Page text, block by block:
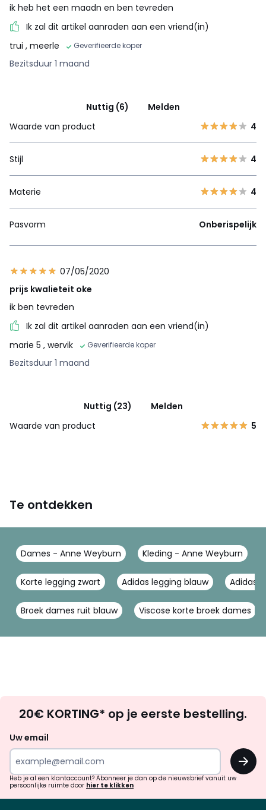
ik heb het een maadn en ben tevreden
Ik zal dit artikel aanraden aan een vriend(in)
trui , meerle Geverifieerde koper
Bezitsduur 1 maand
Nuttig (6)
Melden
Waarde van product
4
Stijl 4
Materie 4
Pasvorm Onberispelijk
07/05/2020
prijs kwalieteit oke
ik ben tevreden
Ik zal dit artikel aanraden aan een vriend(in)
marie 5 , wervik Geverifieerde koper
Bezitsduur 1 maand
Nuttig (23)
Melden
Waarde van product
5
Te ontdekken
Dames - Anne Weyburn Kleding - Anne Weyburn
Korte legging zwart Adidas legging blauw Adidas
Broek dames ruit blauw Viscose korte broek dames
zoek
inspiratie
verrassingen?
20€ KORTING* op je eerste bestelling.
Uw email
OK
Heb je al een klantaccount? Abonneer je dan op de nieuwsbrief vanuit uw
persoonlijke ruimte door hier te klikken